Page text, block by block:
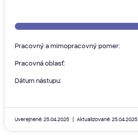
Pracovný a mimopracovný pomer:
Pracovná oblasť:
Dátum nástupu:
Uverejnené: 25.04.2025 Aktualizované: 25.04.2025